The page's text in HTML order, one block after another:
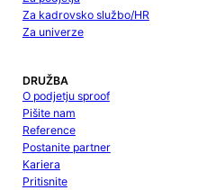
Za kadrovsko službo/HR
Za univerze
DRUŽBA
O podjetju sproof
Pišite nam
Reference
Postanite partner
Kariera
Pritisnite